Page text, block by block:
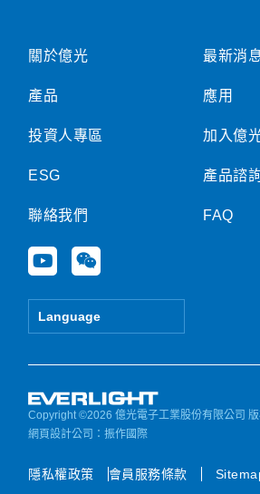
關於億光
產品
投資人專區
ESG
聯絡我們
Y
o
u
e
W
e
i
Language
最新消
應用
加入億
產品諮
FAQ
Copyright ©2026 億光電子工業股份有限公司
網頁設計公司 ：振作國際
隱私權政策 會員服務條款